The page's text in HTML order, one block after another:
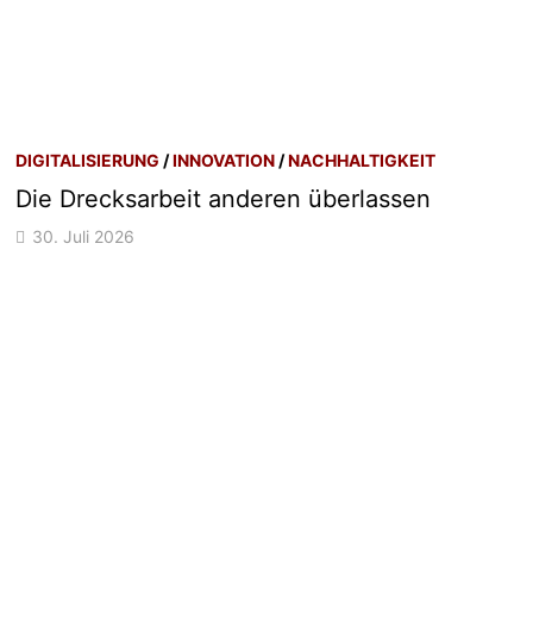
DIGITALISIERUNG /INNOVATION /NACHHALTIGKEIT
Die Drecksarbeit anderen überlassen
30. Juli 2026